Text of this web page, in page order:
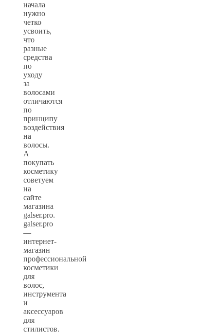
начала
нужно
четко
усвоить,
что
разные
средства
по
уходу
за
волосами
отличаются
по
принципу
воздействия
на
волосы.
А
покупать
косметику
советуем
на
сайте
магазина
galser.pro.
galser.pro
—
интернет-
магазин
профессиональной
косметики
для
волос,
инструмента
и
аксессуаров
для
стилистов.